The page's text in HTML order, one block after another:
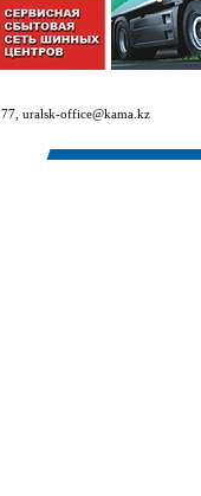
uralsk-office@kama.kz